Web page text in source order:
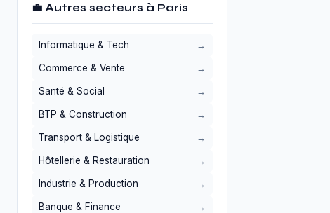
💼 Autres secteurs à Paris
Informatique & Tech
Commerce & Vente
Santé & Social
BTP & Construction
Transport & Logistique
Hôtellerie & Restauration
Industrie & Production
Banque & Finance